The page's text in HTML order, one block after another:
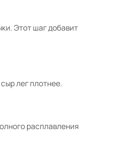
Этот шаг добавит
лег плотнее.
расплавления